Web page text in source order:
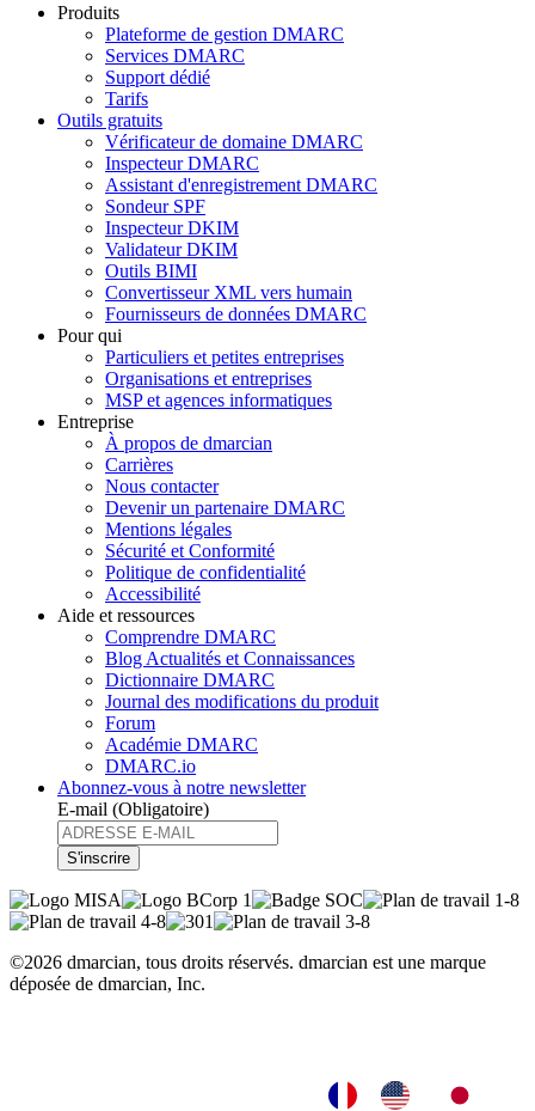
Produits
Plateforme de gestion DMARC
Services DMARC
Support dédié
Tarifs
Outils gratuits
Vérificateur de domaine DMARC
Inspecteur DMARC
Assistant d'enregistrement DMARC
Sondeur SPF
Inspecteur DKIM
Validateur DKIM
Outils BIMI
Convertisseur XML vers humain
Fournisseurs de données DMARC
Pour qui
Particuliers et petites entreprises
Organisations et entreprises
MSP et agences informatiques
Entreprise
À propos de dmarcian
Carrières
Nous contacter
Devenir un partenaire DMARC
Mentions légales
Sécurité et Conformité
Politique de confidentialité
Accessibilité
Aide et ressources
Comprendre DMARC
Blog Actualités et Connaissances
Dictionnaire DMARC
Journal des modifications du produit
Forum
Académie DMARC
DMARC.io
Abonnez-vous à notre newsletter
E-mail (Obligatoire)
©2026 dmarcian, tous droits réservés. dmarcian est une marque
déposée de dmarcian, Inc.